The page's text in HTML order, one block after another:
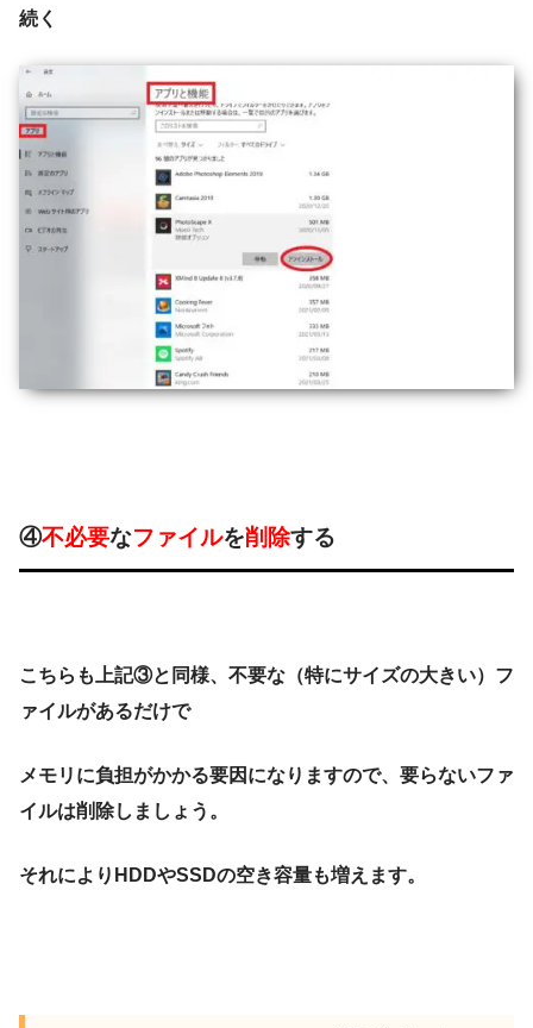
続く
④不必要なファイルを削除する
こちらも上記③と同様、不要な（特にサイズの大きい）フ
ァイルがあるだけで
メモリに負担がかかる要因になりますので、要らないファ
イルは削除しましょう。
それによりHDDやSSDの空き容量も増えます。